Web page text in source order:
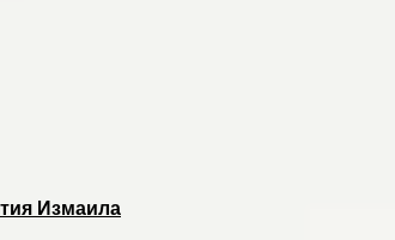
Измаила